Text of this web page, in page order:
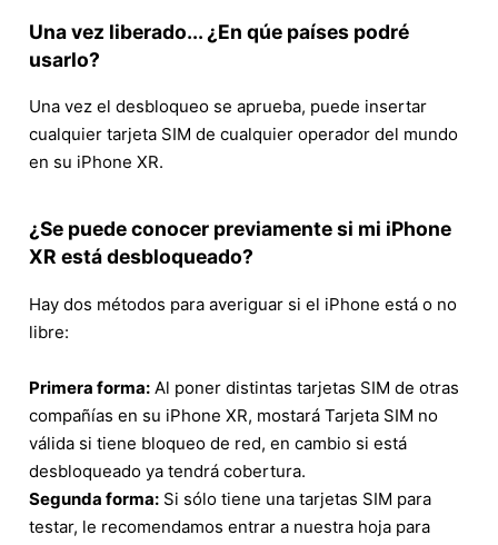
Una vez liberado... ¿En qúe países podré
usarlo?
Una vez el desbloqueo se aprueba, puede insertar
cualquier tarjeta SIM de cualquier operador del mundo
en su iPhone XR.
¿Se puede conocer previamente si mi iPhone
XR está desbloqueado?
Hay dos métodos para averiguar si el iPhone está o no
libre:
Primera forma: Al poner distintas tarjetas SIM de otras
compañías en su iPhone XR, mostará Tarjeta SIM no
válida si tiene bloqueo de red, en cambio si está
desbloqueado ya tendrá cobertura.
Segunda forma: Si sólo tiene una tarjetas SIM para
testar, le recomendamos entrar a nuestra hoja para